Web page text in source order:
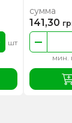
шт
мин.
сумма
141,30